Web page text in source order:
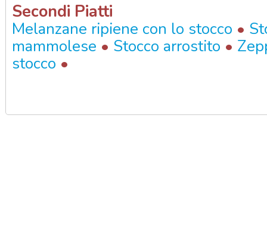
Secondi Piatti
Melanzane ripiene con lo stocco •
mammolese • Stocco arrostito •
stocco •